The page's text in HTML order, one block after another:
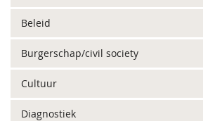
Beleid
Burgerschap/civil society
Cultuur
Diagnostiek